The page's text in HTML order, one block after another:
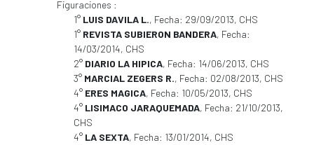
Figuraciones :
1° LUIS DAVILA L., Fecha: 29/09/2013, CHS
1° REVISTA SUBIERON BANDERA, Fecha:
14/03/2014, CHS
2° DIARIO LA HIPICA, Fecha: 14/06/2013, CHS
3° MARCIAL ZEGERS R., Fecha: 02/08/2013, CHS
4° ERES MAGICA, Fecha: 10/05/2013, CHS
4° LISIMACO JARAQUEMADA, Fecha: 21/10/2013,
CHS
4° LA SEXTA, Fecha: 13/01/2014, CHS